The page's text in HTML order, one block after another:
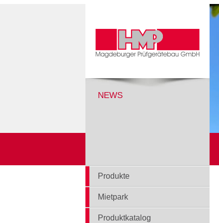
NEWS
Produkte
Mietpark
Produktkatalog